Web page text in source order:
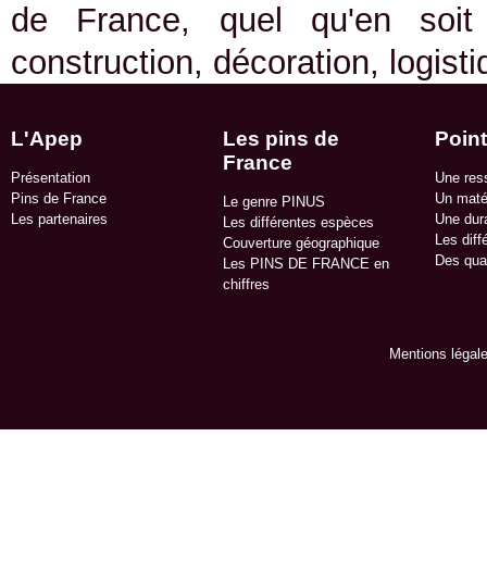
de France, quel qu'en soit
construction, décoration,
L'Apep
Présentation
Pins de France
Les partenaires
Les pins de
France
Le genre PINUS
Les différentes espèces
Couverture géographique
Les PINS DE FRANCE en
chiffres
Une
Un
Une
Les
Des
Mentions